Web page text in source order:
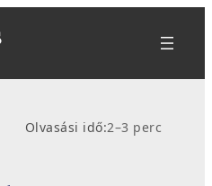
Olvasási idő:2–3 perc